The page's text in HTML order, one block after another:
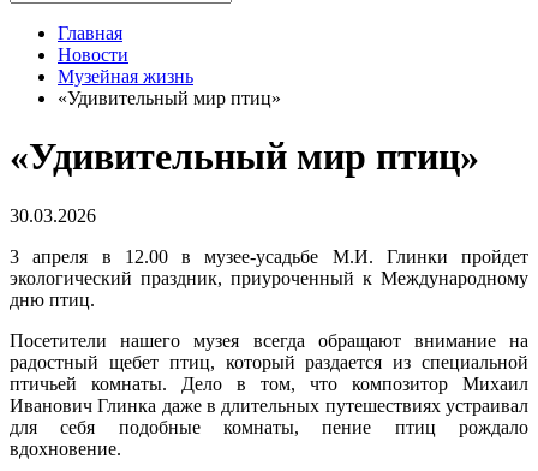
Главная
Новости
Музейная жизнь
«Удивительный мир птиц»
«Удивительный мир птиц»
30.03.2026
3 апреля в 12.00 в музее-усадьбе М.И. Глинки пройдет
экологический праздник, приуроченный к Международному
дню птиц.
Посетители нашего музея всегда обращают внимание на
радостный щебет птиц, который раздается из специальной
птичьей комнаты. Дело в том, что композитор Михаил
Иванович Глинка даже в длительных путешествиях устраивал
для себя подобные комнаты, пение птиц рождало
вдохновение.